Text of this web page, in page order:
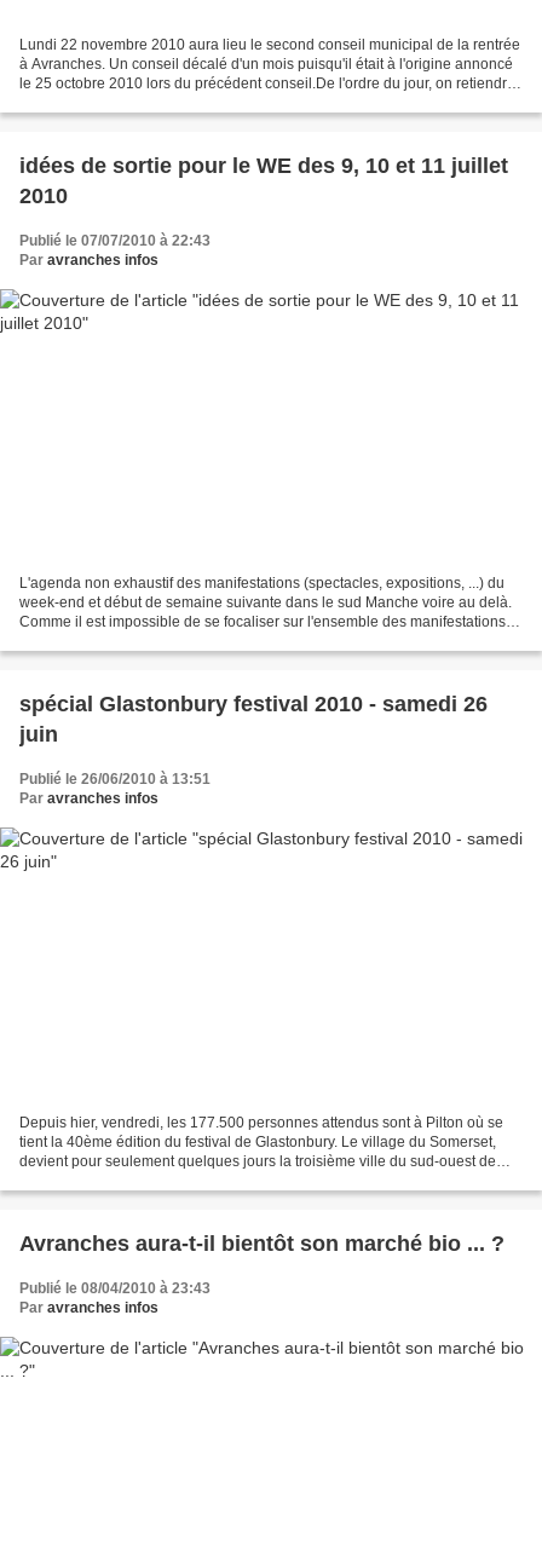
Lundi 22 novembre 2010 aura lieu le second conseil municipal de la rentrée
à Avranches. Un conseil décalé d'un mois puisqu'il était à l'origine annoncé
le 25 octobre 2010 lors du précédent conseil.De l'ordre du jour, on retiendra
idées de sortie pour le WE des 9, 10 et 11 juillet
2010
Publié le 07/07/2010 à 22:43
Par avranches infos
L'agenda non exhaustif des manifestations (spectacles, expositions, ...) du
week-end et début de semaine suivante dans le sud Manche voire au delà.
Comme il est impossible de se focaliser sur l'ensemble des manifestations à
spécial Glastonbury festival 2010 - samedi 26
juin
Publié le 26/06/2010 à 13:51
Par avranches infos
Depuis hier, vendredi, les 177.500 personnes attendus sont à Pilton où se
tient la 40ème édition du festival de Glastonbury. Le village du Somerset,
devient pour seulement quelques jours la troisième ville du sud-ouest de
Avranches aura-t-il bientôt son marché bio ... ?
Publié le 08/04/2010 à 23:43
Par avranches infos